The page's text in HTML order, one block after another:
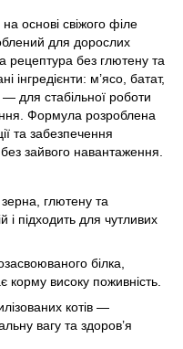
основі свіжого філе
для дорослих
рецептура без глютену та
інгредієнти: м’ясо, батат,
— для стабільної роботи
Формула розроблена
та забезпечення
зайвого навантаження.
глютену та
і підходить для чутливих
білка,
корму високу поживність.
котів —
вагу та здоров’я